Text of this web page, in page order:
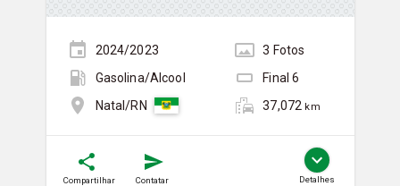
2024/2023 3 Fotos
Gasolina/Álcool
Final6
Natal/RN
37,072 km
Compartilhar Contatar Detalhes